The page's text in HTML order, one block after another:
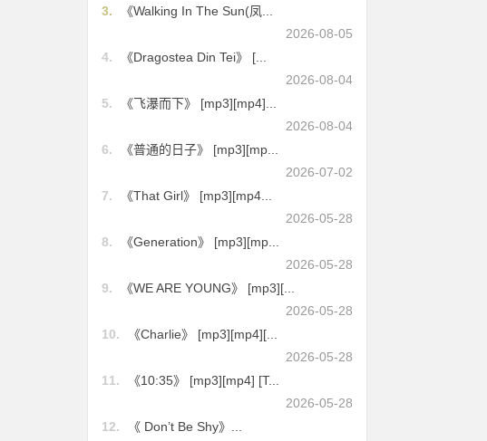
3.
《Walking In The Sun(凤...
2026-08-05
4.
《Dragostea Din Tei》 [...
2026-08-04
5.
《飞瀑而下》 [mp3][mp4]...
2026-08-04
6.
《普通的日子》 [mp3][mp...
2026-07-02
7.
《That Girl》 [mp3][mp4...
2026-05-28
8.
《Generation》 [mp3][mp...
2026-05-28
9.
《WE ARE YOUNG》 [mp3][...
2026-05-28
10.
《Charlie》 [mp3][mp4][...
2026-05-28
11.
《10:35》 [mp3][mp4] [T...
2026-05-28
12.
《 Don’t Be Shy》...